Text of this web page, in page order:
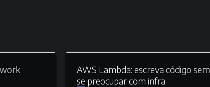
AWS Lambda: escreva código sem
se preocupar com infra